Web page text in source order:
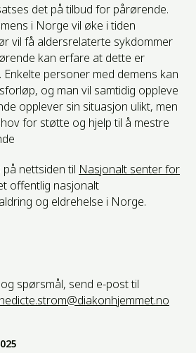
det på tilbud for pårørende.
i Norge vil øke i tiden
vil få aldersrelaterte sykdommer
kan erfare at dette er
personer med demens kan
og man vil samtidig oppleve
opplever sin situasjon ulikt, men
for støtte og hjelp til å mestre
nettsiden til Nasjonalt senter for
offentlig nasjonalt
og eldrehelse i Norge.
spørsmål, send e-post til